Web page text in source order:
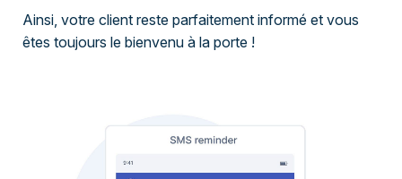
Ainsi, votre client reste parfaitement informé et vous
êtes toujours le bienvenu à la porte !